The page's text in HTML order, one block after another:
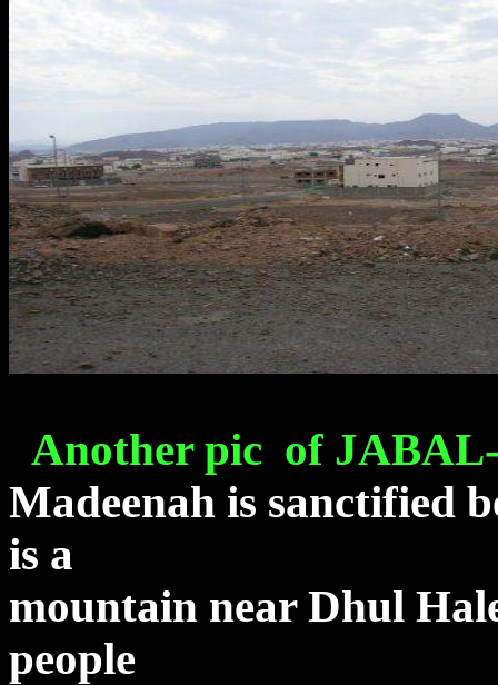
Another pic of
Madeenah is sanctified
is a
mountain near Dhul
people